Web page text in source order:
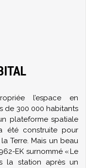
l’espace en
de 300 000 habitants
plateforme spatiale
été construite pour
Terre. Mais un beau
EK surnommé « Le
la station après un